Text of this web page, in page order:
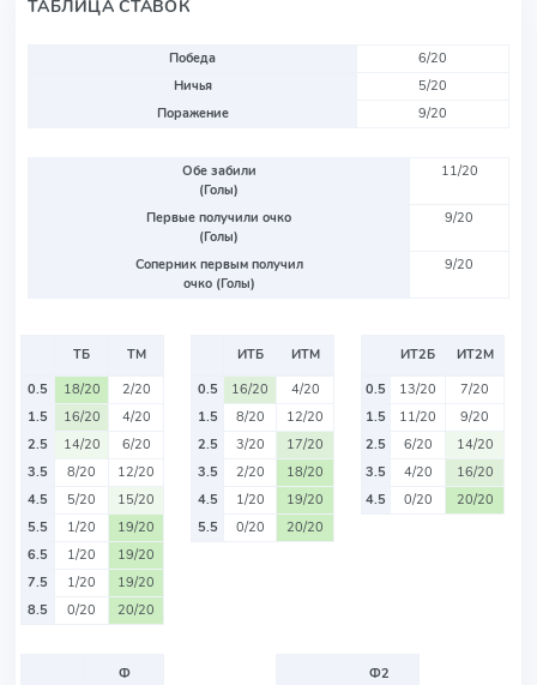
ТАБЛИЦА СТАВОК
Победа
6/20
Ничья
5/20
Поражение
9/20
Обе забили
(Голы)
11/20
Первые получили очко
(Голы)
9/20
Соперник первым получил
очко (Голы)
9/20
ТБ
ТМ
0.5
18/20
2/20
1.5
16/20
4/20
2.5
14/20
6/20
3.5
8/20
12/20
4.5
5/20
15/20
5.5
1/20
19/20
6.5
1/20
19/20
7.5
1/20
19/20
8.5
0/20 20/20
ИТБ
ИТМ
0.5
16/20
4/20
1.5
8/20
12/20
2.5
3/20
17/20
3.5
2/20
18/20
4.5
1/20
19/20
5.5
0/20 20/20
ИТ2Б
ИТ2М
0.5
13/20
7/20
1.5
11/20
9/20
2.5
6/20
14/20
3.5
4/20
16/20
4.5
0/20 20/20
Ф
Ф2